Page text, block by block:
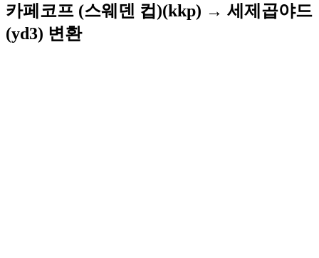
카페코프 (스웨덴 컵)(kkp) → 세제곱야드
(yd3) 변환